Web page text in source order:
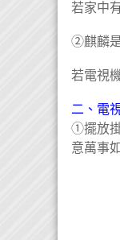
若家中
②麒麟是
若電視
二、電
①擺放
意萬事